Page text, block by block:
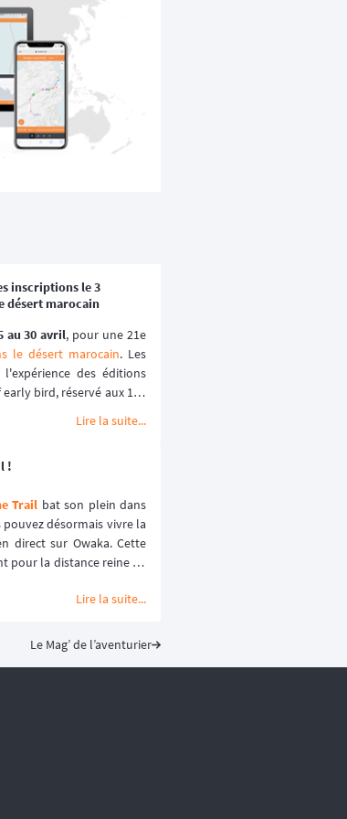
inscriptions le 3
désert marocain
au 30 avril, pour une 21e
le désert marocain. Les
des éditions
bird, réservé aux 100
Lire la suite...
!
Trail bat son plein dans
désormais vivre la
direct sur Owaka. Cette
pour la distance reine de
Lire la suite...
Le Mag’ de l’aventurier